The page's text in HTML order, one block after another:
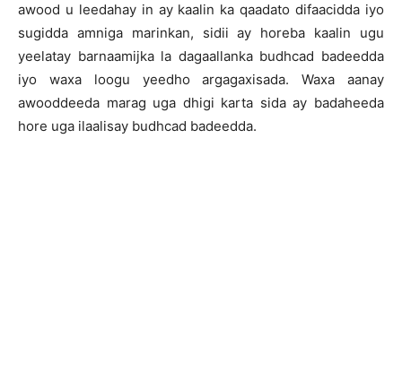
awood u leedahay in ay kaalin ka qaadato difaacidda iyo
sugidda amniga marinkan, sidii ay horeba kaalin ugu
yeelatay barnaamijka la dagaallanka budhcad badeedda
iyo waxa loogu yeedho argagaxisada. Waxa aanay
awooddeeda marag uga dhigi karta sida ay badaheeda
hore uga ilaalisay budhcad badeedda.